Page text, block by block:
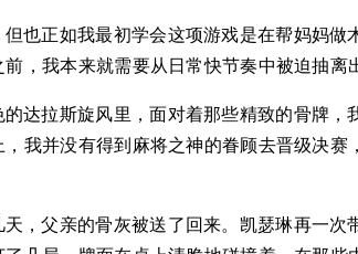
但也正如我最初学会这项游戏是在帮妈妈
，我本来就需要从日常快节奏中被迫抽离
达拉斯旋风里，面对着那些精致的骨牌
我并没有得到麻将之神的眷顾去晋级决
，父亲的骨灰被送了回来。凯瑟琳再一